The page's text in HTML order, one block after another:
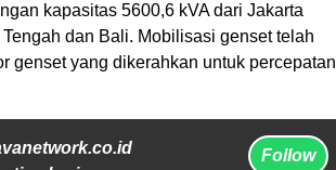
kapasitas 5600,6 kVA dari Jakarta
dan Bali. Mobilisasi genset telah
genset yang dikerahkan untuk percepatan
Follow